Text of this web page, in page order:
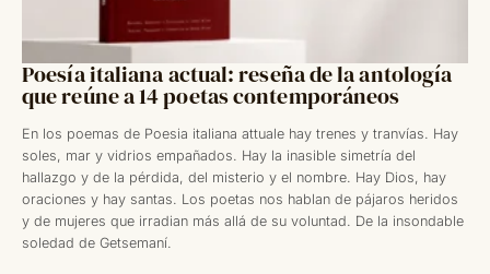
Poesía italiana actual: reseña de la antología
que reúne a 14 poetas contemporáneos
En los poemas de Poesia italiana attuale hay trenes y tranvías. Hay
soles, mar y vidrios empañados. Hay la inasible simetría del
hallazgo y de la pérdida, del misterio y el nombre. Hay Dios, hay
oraciones y hay santas. Los poetas nos hablan de pájaros heridos
y de mujeres que irradian más allá de su voluntad. De la insondable
soledad de Getsemaní.